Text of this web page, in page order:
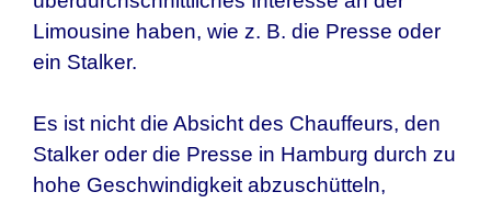
Limousine haben, wie z. B. die Presse oder
ein Stalker.
Es ist nicht die Absicht des Chauffeurs, den
Stalker oder die Presse in Hamburg durch zu
hohe Geschwindigkeit abzuschütteln,